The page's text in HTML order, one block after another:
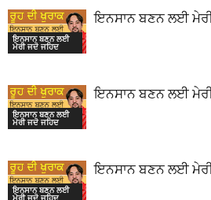
ਇਨਸਾਨ ਬਣਨ ਲਈ
ਮੇਰੀ ਜਦੋ ਜਹਿਦ
ਇਨਸਾਨ ਬਣਨ ਲਈ
ਇਨਸਾਨ ਬਣਨ ਲਈ
ਮੇਰੀ ਜਦੋ ਜਹਿਦ
ਇਨਸਾਨ ਬਣਨ ਲਈ
ਇਨਸਾਨ ਬਣਨ ਲਈ
ਮੇਰੀ ਜਦੋ ਜਹਿਦ
ਇਨਸਾਨ ਬਣਨ ਲਈ